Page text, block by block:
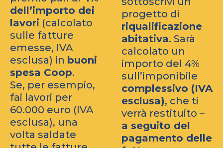
dell’importo dei
lavori (calcolato
sulle fatture
emesse, IVA
esclusa) in buoni
spesa Coop.
Se, per esempio,
fai lavori per
60.000 euro (IVA
esclusa), una
volta saldate
progetto di
riqualificazione
abitativa. Sarà
calcolato un
importo del 4%
sull’imponibile
complessivo (IVA
esclusa), che ti
verrà restituito –
a seguito del
pagamento delle